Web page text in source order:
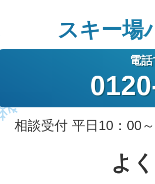
スキー場
相談受付 平日10：00
よ